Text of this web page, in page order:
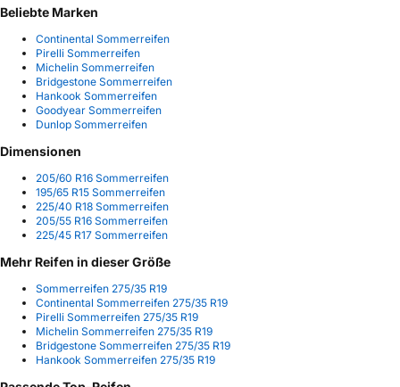
Beliebte Marken
Continental Sommerreifen
Pirelli Sommerreifen
Michelin Sommerreifen
Bridgestone Sommerreifen
Hankook Sommerreifen
Goodyear Sommerreifen
Dunlop Sommerreifen
Dimensionen
205/60 R16 Sommerreifen
195/65 R15 Sommerreifen
225/40 R18 Sommerreifen
205/55 R16 Sommerreifen
225/45 R17 Sommerreifen
Mehr Reifen in dieser Größe
Sommerreifen 275/35 R19
Continental Sommerreifen 275/35 R19
Pirelli Sommerreifen 275/35 R19
Michelin Sommerreifen 275/35 R19
Bridgestone Sommerreifen 275/35 R19
Hankook Sommerreifen 275/35 R19